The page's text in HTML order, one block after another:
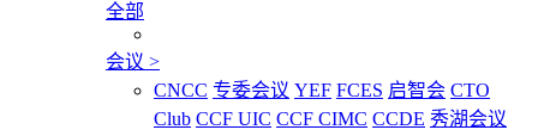
全部
会议 >
CNCC 专委会议 YEF FCES 启智会 CTO
Club CCF UIC CCF CIMC CCDE 秀湖会议